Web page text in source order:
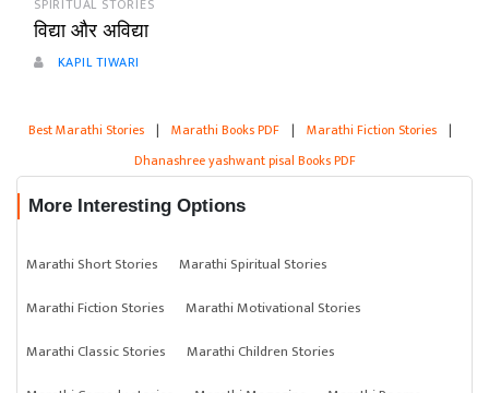
SPIRITUAL STORIES
विद्या और अविद्या
KAPIL TIWARI
Best Marathi Stories | Marathi Books PDF | Marathi Fiction Stories |
Dhanashree yashwant pisal Books PDF
More Interesting Options
Marathi Short Stories
Marathi Spiritual Stories
Marathi Fiction Stories
Marathi Motivational Stories
Marathi Classic Stories
Marathi Children Stories